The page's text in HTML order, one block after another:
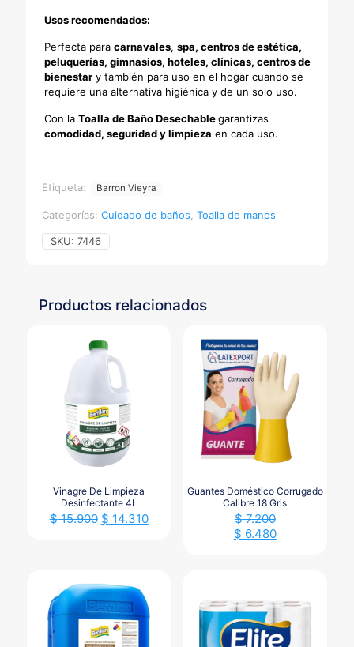
Usos recomendados:
Perfecta paracarnavales,spa, centros de estética,
peluquerías, gimnasios, hoteles, clínicas, centros de
bienestar y también para uso en el hogar cuando se
requiere una alternativa higiénica y de un solo uso.
Con laToalla de Baño Desechablegarantizas
comodidad, seguridad y limpieza en cada uso.
Etiqueta: Barron Vieyra
Categorías: Cuidado de baños Toalla de manos
SKU: 7446
Productos relacionados
Vinagre De Limpieza
Desinfectante 4L
$15.900 $ 14.310
Guantes Doméstico Corrugado
Calibre 18 Gris
$7.200
$ 6.480
múltiples
variantes.
Las
opciones